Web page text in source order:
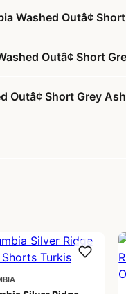
Washed Outâ¢
Outâ¢ Short
Outâ¢ Short Grey